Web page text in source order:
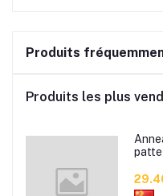
Produits
Produits les plus
patte
pour